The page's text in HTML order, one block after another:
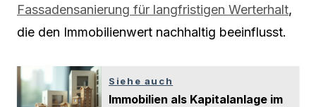
Fassadensanierung für langfristigen Werterhalt,
die den Immobilienwert nachhaltig beeinflusst.
Siehe auch
Immobilien als Kapitalanlage im